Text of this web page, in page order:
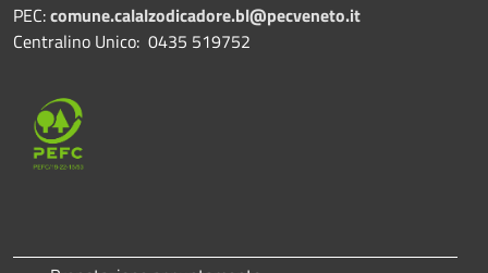
PEC:comune.calalzodicadore.bl@pecveneto.it
Centralino Unico: 0435 519752